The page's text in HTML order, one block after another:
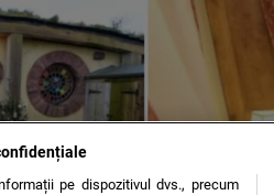
pe dispozitivul dvs., precum